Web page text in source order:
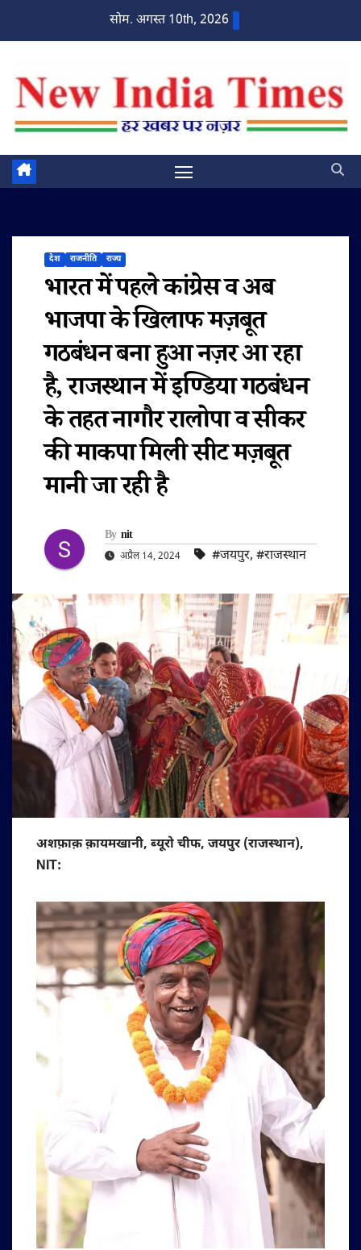
सोम. अगस्त 10th, 2026
देश राजनीति राज्य
भारत में पहले कांग्रेस व अब
भाजपा के खिलाफ मज़बूत
गठबंधन बना हुआ नज़र आ रहा
है, राजस्थान में इण्डिया गठबंधन
के तहत नागौर रालोपा व सीकर
की माकपा मिली सीट मज़बूत
मानी जा रही है
By nit
अप्रैल 14, 2024 #जयपुर, #राजस्थान
अशफ़ाक़ क़ायमखानी, ब्यूरो चीफ, जयपुर (राजस्थान),
NIT: